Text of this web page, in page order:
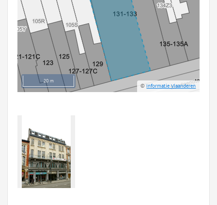
20 m
©Informatie Vlaanderen